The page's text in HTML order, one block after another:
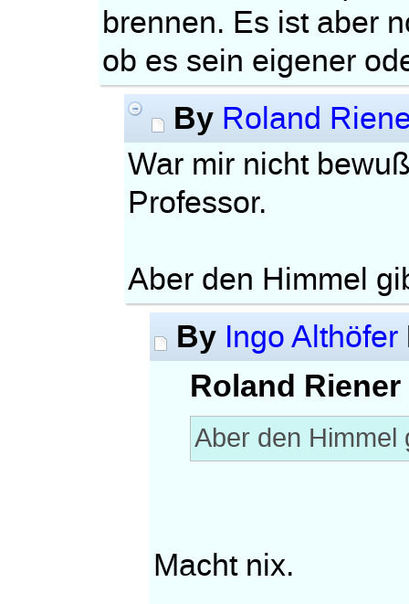
brennen. Es ist aber
ob es sein eigener
By Roland
War mir nicht
Professor.
Aber den Himmel
By Ingo Althöfer
Roland
Aber den
Macht nix.